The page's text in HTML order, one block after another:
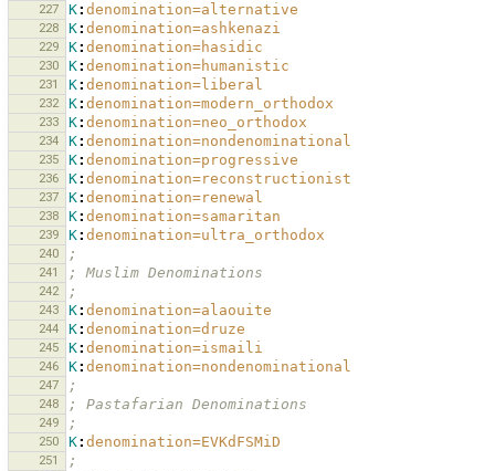
227 K: denomination=alternative
228 K: denomination=ashkenazi
229 K: denomination=hasidic
230 K: denomination=humanistic
231 K: denomination=liberal
232 K: denomination=modern_orthodox
233 K: denomination=neo_orthodox
234 K: denomination=nondenominational
235 K: denomination=progressive
236 K: denomination=reconstructionist
237 K: denomination=renewal
238 K: denomination=samaritan
239 K: denomination=ultra_orthodox
240 ;
241 ; Muslim Denominations
242 ;
243 K: denomination=alaouite
244 K: denomination=druze
245 K: denomination=ismaili
246 K: denomination=nondenominational
247 ;
248 ; Pastafarian Denominations
249 ;
250 K: denomination=EVKdFSMiD
251 ;